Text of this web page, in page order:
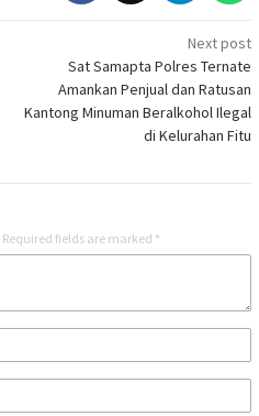
Next post
Sat Samapta Polres Ternate
Amankan Penjual dan Ratusan
Kantong Minuman Beralkohol Ilegal
di Kelurahan Fitu
Required fields are marked *